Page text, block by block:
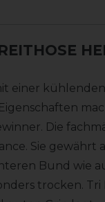
einer
Die
Sie gewährt
Bund wie
trocken. Tri